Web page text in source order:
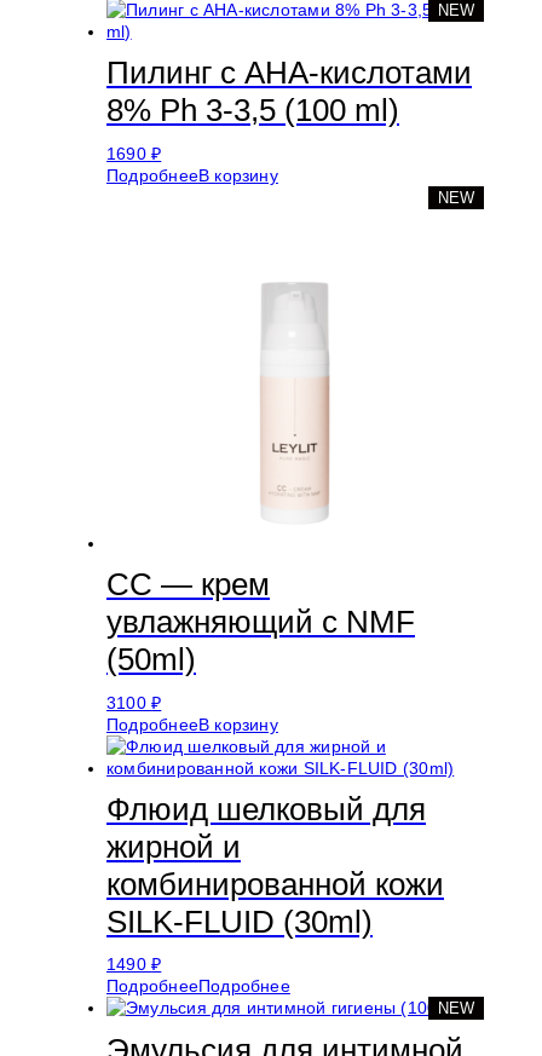
NEW
Пилинг с АНА-кислотами
8% Ph 3-3,5 (100 ml)
1690₽
ПодробнееВ корзину
NEW
СС — крем
увлажняющий с NMF
(50ml)
3100₽
ПодробнееВ корзину
Флюид шелковый для
жирной и
комбинированной кожи
SILK-FLUID (30ml)
1490₽
ПодробнееПодробнее
NEW